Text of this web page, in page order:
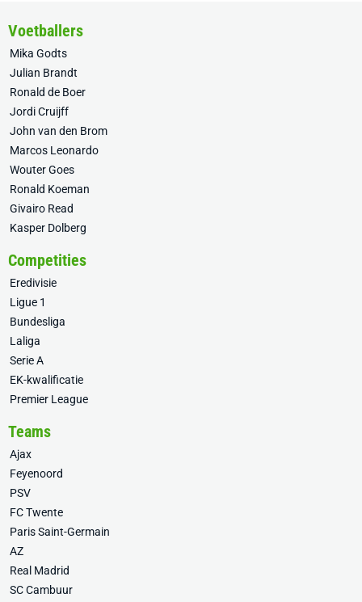
Voetballers
Mika Godts
Julian Brandt
Ronald de Boer
Jordi Cruijff
John van den Brom
Marcos Leonardo
Wouter Goes
Ronald Koeman
Givairo Read
Kasper Dolberg
Competities
Eredivisie
Ligue 1
Bundesliga
Laliga
Serie A
EK-kwalificatie
Premier League
Teams
Ajax
Feyenoord
PSV
FC Twente
Paris Saint-Germain
AZ
Real Madrid
SC Cambuur